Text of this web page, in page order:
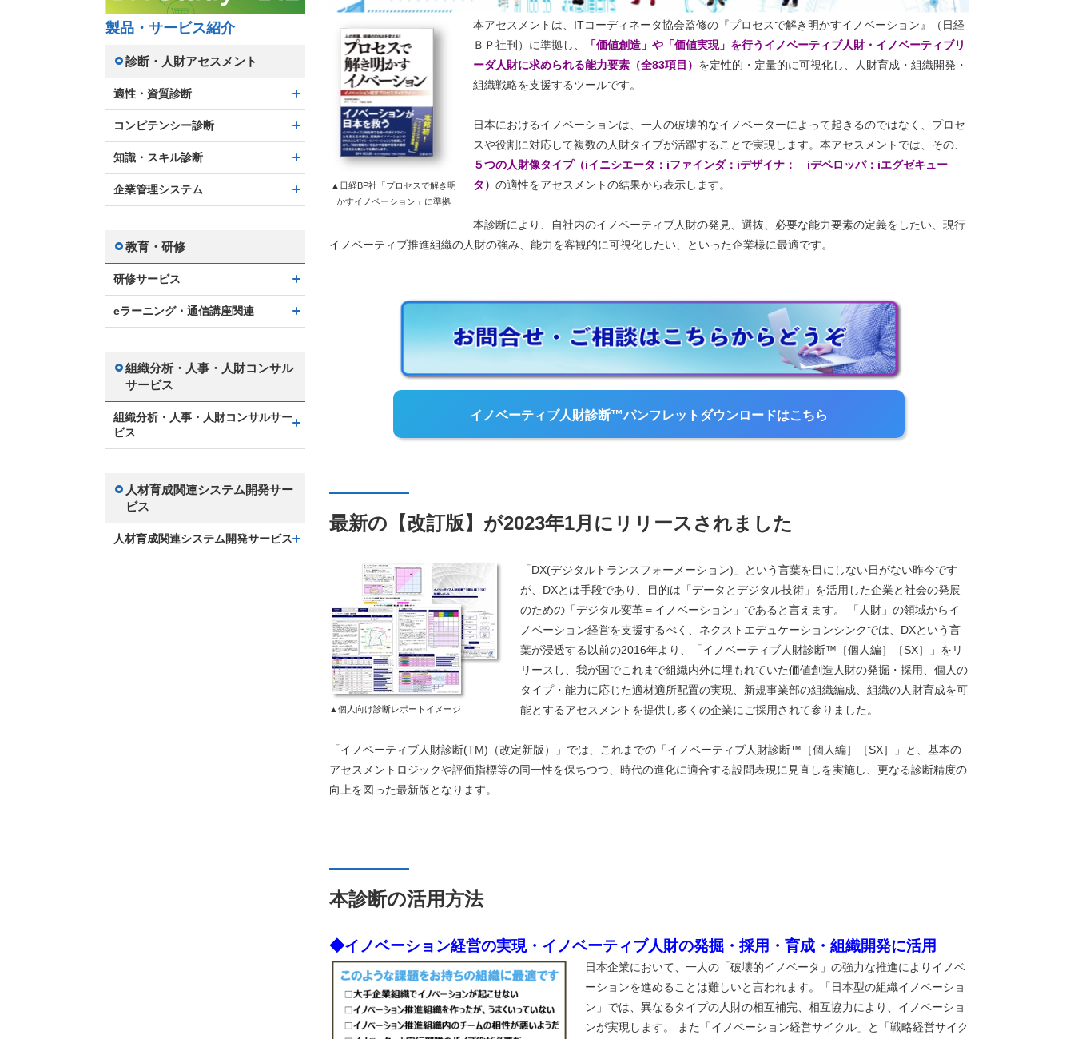
▲日経BP社「プロセスで解き明
かすイノベーション」に準拠
本アセスメントは、ITコーディネータ協会監修の『プロセスで解き明かすイノベーション』（日経
ＢＰ社刊）に準拠し、
「価値創造」や「価値実現」を行うイノベーティブ人財・イノベーティブリ
ーダ人財に求められる能力要素（全83項目） を定性的・定量的に可視化し、人財育成・組織開発・
組織戦略を支援するツールです。
日本におけるイノベーションは、一人の破壊的なイノベーターによって起きるのではなく、プロセ
スや役割に対応して複数の人財タイプが活躍することで実現します。本アセスメントでは、その、
５つの人財像タイプ（iイニシエータ：iファインダ：iデザイナ： iデベロッパ：iエグゼキュー
タ） の適性をアセスメントの結果から表示します。
本診断により、自社内のイノベーティブ人財の発見、選抜、必要な能力要素の定義をしたい、現行
イノベーティブ推進組織の人財の強み、能力を客観的に可視化したい、といった企業様に最適です。
イノベーティブ人財診断™パンフレットダウンロードはこちら
最新の【改訂版】が2023年1月にリリースされました
▲個人向け診断レポートイメージ
「DX(デジタルトランスフォーメーション)」という言葉を目にしない日がない昨今です
が、DXとは手段であり、目的は「データとデジタル技術」を活用した企業と社会の発展
のための「デジタル変革＝イノベーション」であると言えます。 「人財」の領域からイ
ノベーション経営を支援するべく、ネクストエデュケーションシンクでは、DXという言
葉が浸透する以前の2016年より、「イノベーティブ人財診断™［個人編］［SX］」をリ
リースし、我が国でこれまで組織内外に埋もれていた価値創造人財の発掘・採用、個人の
タイプ・能力に応じた適材適所配置の実現、新規事業部の組織編成、組織の人財育成を可
能とするアセスメントを提供し多くの企業にご採用されて参りました。
「イノベーティブ人財診断(TM)（改定新版）」では、これまでの「イノベーティブ人財診断™［個人編］［SX］」と、基本の
アセスメントロジックや評価指標等の同一性を保ちつつ、時代の進化に適合する設問表現に見直しを実施し、更なる診断精度の
向上を図った最新版となります。
本診断の活用方法
◆イノベーション経営の実現・イノベーティブ人財の発掘・採用・育成・組織開発に活用
日本企業において、一人の「破壊的イノベータ」の強力な推進によりイノベ
ーションを進めることは難しいと言われます。「日本型の組織イノベーショ
ン」では、異なるタイプの人財の相互補完、相互協力により、イノベーショ
ンが実現します。 また「イノベーション経営サイクル」と「戦略経営サイク
製品・サービス紹介
診断・人財アセスメント
適性・資質診断
コンピテンシー診断
知識・スキル診断
企業管理システム
教育・研修
研修サービス
eラーニング・通信講座関連
組織分析・人事・人財コンサル
サービス
組織分析・人事・人財コンサルサー
ビス
人材育成関連システム開発サー
ビス
人材育成関連システム開発サービス